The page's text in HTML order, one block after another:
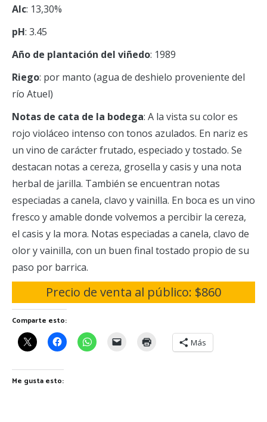
Alc: 13,30%
pH: 3.45
Año de plantación del viñedo: 1989
Riego: por manto (agua de deshielo proveniente del
río Atuel)
Notas de cata de la bodega: A la vista su color es
rojo violáceo intenso con tonos azulados. En nariz es
un vino de carácter frutado, especiado y tostado. Se
destacan notas a cereza, grosella y casis y una nota
herbal de jarilla. También se encuentran notas
especiadas a canela, clavo y vainilla. En boca es un vino
fresco y amable donde volvemos a percibir la cereza,
el casis y la mora. Notas especiadas a canela, clavo de
olor y vainilla, con un buen final tostado propio de su
paso por barrica.
Precio de venta al público: $860
Comparte esto:
Más
Me gusta esto: